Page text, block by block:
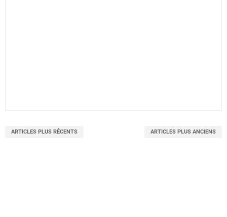
ARTICLES PLUS RÉCENTS ARTICLES PLUS ANCIENS